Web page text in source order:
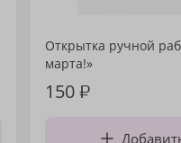
Открытка ручной
марта!»
150₽